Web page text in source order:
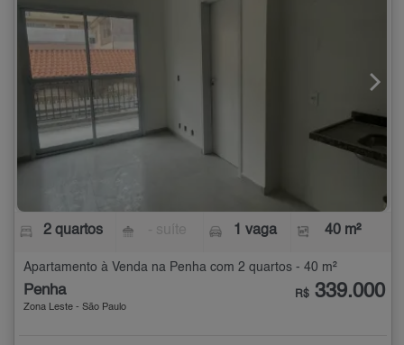
2 quartos 1 vaga 40 m²
Apartamento à Venda na Penha com 2 quartos - 40 m²
Penha
Zona Leste - São Paulo
R$ 339.000